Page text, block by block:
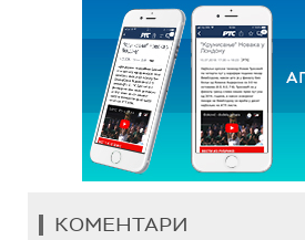
КОМЕНТАРИ